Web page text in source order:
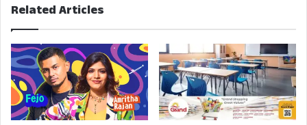
Related Articles